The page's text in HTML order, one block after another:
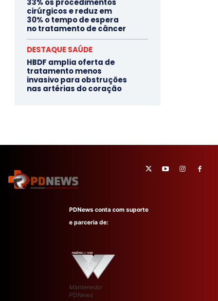
33% os procedimentos
cirúrgicos e reduz em
30% o tempo de espera
no tratamento de câncer
DESTAQUE SAÚDE
HBDF amplia oferta de
tratamento menos
invasivo para obstruções
nas artérias do coração
PDNews conta com suporte
e parceria de:
Mantenedor
PDNews